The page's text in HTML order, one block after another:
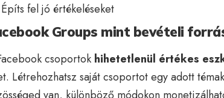
Építs fel jó értékeléseket
Groups mint bevételi
csoportok hihetetlenül értékes
Létrehozhatsz saját csoportot egy adott